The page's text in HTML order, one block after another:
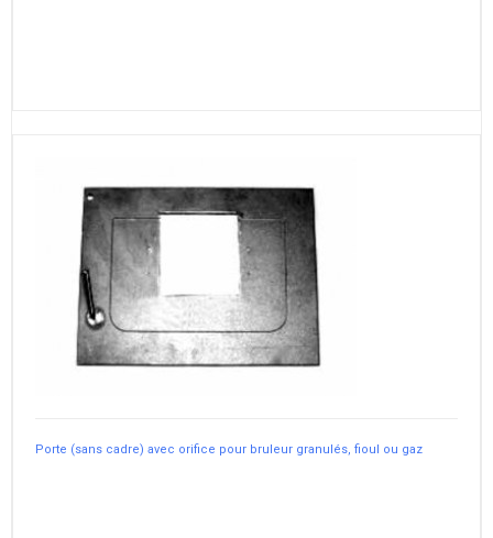
Porte (sans cadre) avec orifice pour bruleur granulés, fioul ou gaz